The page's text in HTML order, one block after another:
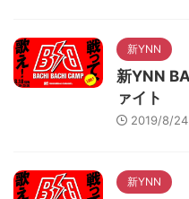
新YNN
新YNN
ァイト
2019/8/24
新YNN